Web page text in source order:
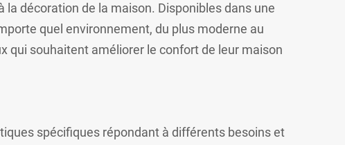
décoration de la maison. Disponibles dans une
quel environnement, du plus moderne au
qui souhaitent améliorer le confort de leur maison
spécifiques répondant à différents besoins et